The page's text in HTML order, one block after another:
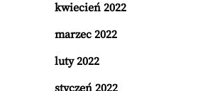
kwiecień 2022
marzec 2022
luty 2022
styczeń 2022